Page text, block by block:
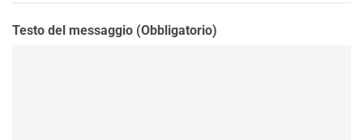
Testo del messaggio (Obbligatorio)